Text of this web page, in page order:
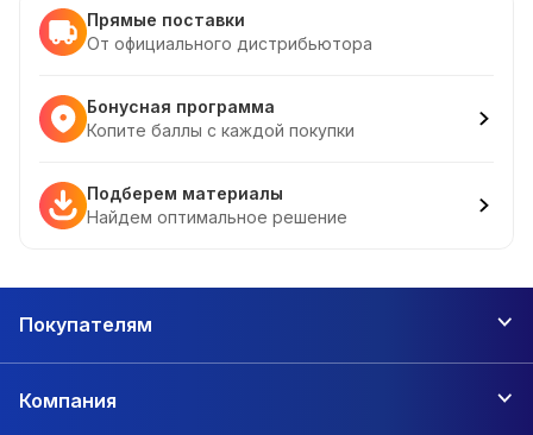
Прямые поставки
От официального дистрибьютора
Бонусная программа
Копите баллы с каждой покупки
Подберем материалы
Найдем оптимальное решение
Покупателям
Компания